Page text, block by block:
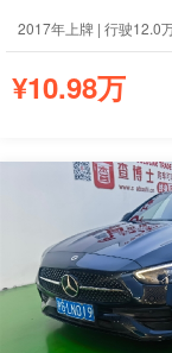
2017年上牌 | 行驶12.0
¥10.98万